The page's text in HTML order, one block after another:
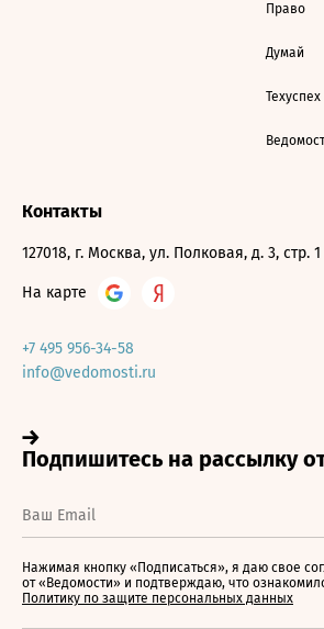
Право
Думай
Техуспех
Контакты
127018, г. Москва, ул. Полковая, д. 3, стр. 1
На карте
+7 495 956-34-58
info@vedomosti.ru
Нажимая кнопку «Подписаться», я даю свое
от «Ведомости» и подтверждаю, что
Политику по защите персональных данных